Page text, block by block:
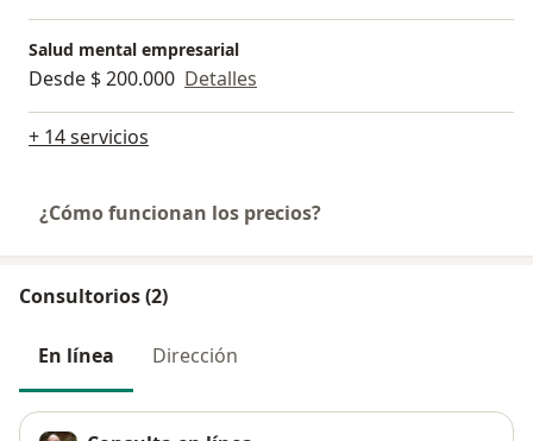
Salud mental empresarial
Desde $ 200.000 Detalles
+ 14 servicios
¿Cómo funcionan los precios?
Consultorios (2)
En línea Dirección